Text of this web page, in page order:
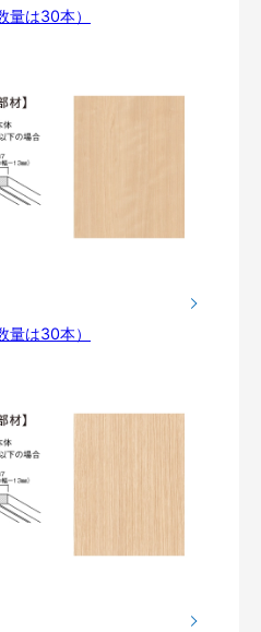
は30本）
は30本）